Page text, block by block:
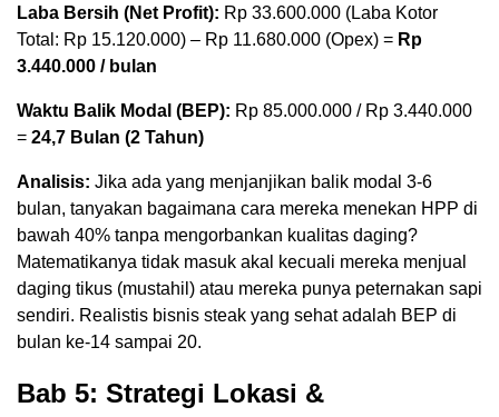
Laba Bersih (Net Profit): Rp 33.600.000 (Laba Kotor
Total: Rp 15.120.000) – Rp 11.680.000 (Opex) = Rp
3.440.000 / bulan
Waktu Balik Modal (BEP): Rp 85.000.000 / Rp 3.440.000
= 24,7 Bulan (2 Tahun)
Analisis: Jika ada yang menjanjikan balik modal 3-6
bulan, tanyakan bagaimana cara mereka menekan HPP di
bawah 40% tanpa mengorbankan kualitas daging?
Matematikanya tidak masuk akal kecuali mereka menjual
daging tikus (mustahil) atau mereka punya peternakan sapi
sendiri. Realistis bisnis steak yang sehat adalah BEP di
bulan ke-14 sampai 20.
Bab 5: Strategi Lokasi &